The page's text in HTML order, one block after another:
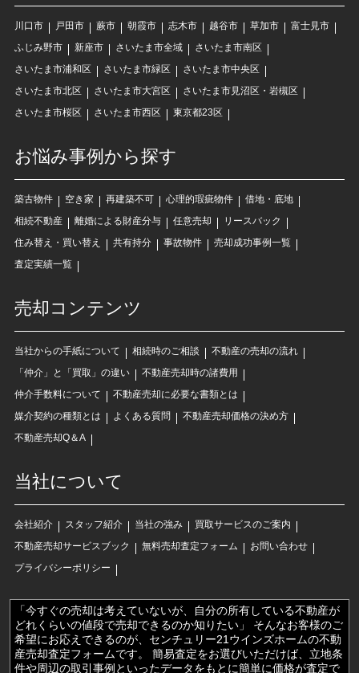
川口市 戸田市 蕨市 朝霞市 志木市 越谷市 草加市
富士見市
ふじみ野市
新座市 さいたま市全域
さいたま市南区
さいたま市浦和区
さいたま市緑区
さいたま市中央区
さいたま市北区
さいたま市大宮区
さいたま市見沼区・岩槻区
さいたま市桜区
さいたま市西区 東京都23区
お悩み事例から探す
築古物件 空き家 再建築不可 心理的瑕疵物件
借地・底地
相続不動産
離婚による財産分与 任意売却
リースバック
住み替え・買い替え
共有持分 事故物件
売却成功事例一覧
査定実績一覧
売却コンテンツ
当社からの手紙について 相続時のご相談
不動産の売却の流れ
「仲介」と「買取」の違い
不動産売却時の諸費用
仲介手数料について
不動産売却に必要な書類とは
媒介契約の種類とは
よくある質問
不動産売却価格の決め方
不動産売却Q＆A
当社について
会社紹介 スタッフ紹介 当社の強み
買取サービスのご案内
不動産売却サービスブック
無料売却査定フォーム
お問い合わせ
プライバシーポリシー
「今すぐの売却は考えていないが、自分の所有している不動産が
どれくらいの値段で売却できるのか知りたい」 そんなお客様のご
希望にお応えできるのが、センチュリー21ウインズホームの不動
産売却査定フォームです。 簡易査定をお選びいただけば、立地条
件や周辺の取引事例といったデータをもとに簡単に価格が査定で